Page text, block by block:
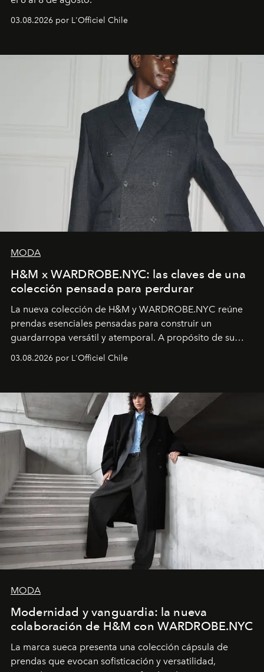
03.08.2026 por L'Officiel Chile
MODA
H&M x WARDROBE.NYC: las claves de una
colección pensada para perdurar
La nueva colección de H&M y WARDROBE.NYC reúne
prendas esenciales pensadas para construir un
guardarropa versátil y atemporal. A propósito de su
lanzamiento, los fundadores de la firma neoyorquina y
la asesora creativa y jefa de diseño global de la marca
y la filosofía detrás de la propuesta.
03.08.2026 por L'Officiel Chile
MODA
Modernidad y vanguardia: la nueva
colaboración de H&M con WARDROBE.NYC
La marca sueca presenta una colección cápsula de
prendas que evocan sofisticación y versatilidad,